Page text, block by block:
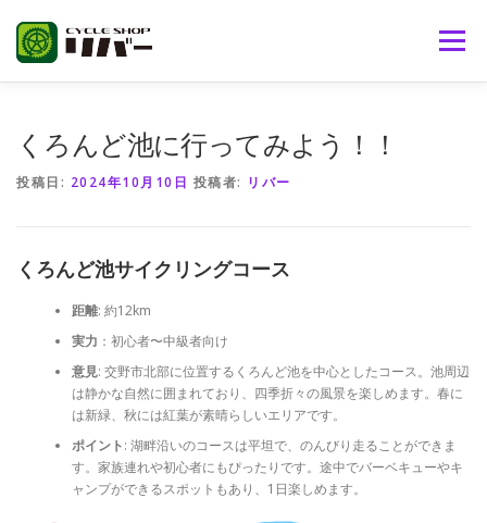
メニュー
くろんど池に行ってみよう！！
投稿日: 2024年10月10日 投稿者: リバー
くろんど池サイクリングコース
距離: 約12km
実力 ：初心者〜中級者向け
意見: 交野市北部に位置するくろんど池を中心としたコース。池周辺
は静かな自然に囲まれており、四季折々の風景を楽しめます。春に
は新緑、秋には紅葉が素晴らしいエリアです。
ポイント: 湖畔沿いのコースは平坦で、のんびり走ることができま
す。家族連れや初心者にもぴったりです。途中でバーベキューやキ
ャンプができるスポットもあり、1日楽しめます。